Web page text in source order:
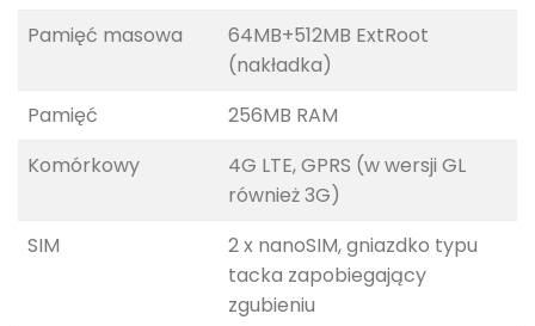
Pamięć masowa
64MB+512MB ExtRoot
(nakładka)
Pamięć
256MB RAM
Komórkowy
4G LTE, GPRS (w wersji GL
również 3G)
SIM
2 x nanoSIM, gniazdko typu
tacka zapobiegający
zgubieniu